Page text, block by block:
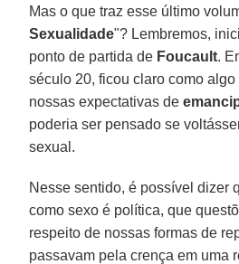
Mas o que traz esse último
Sexualidade"? Lembremos,
ponto de partida de Foucault.
século 20, ficou claro como
nossas expectativas de
poderia ser pensado se
sexual.
Nesse sentido, é possível dizer
como sexo é política, que
respeito de nossas formas de
passavam pela crença em uma